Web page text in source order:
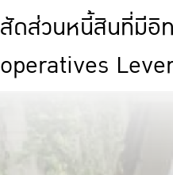
สัดส่วนหนี้สินที่มีอิ
operatives